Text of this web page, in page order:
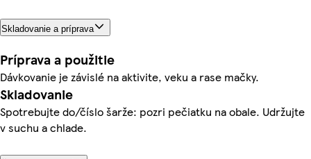
Skladovanie a príprava
Príprava a použitie
Dávkovanie je závislé na aktivite, veku a rase mačky.
Skladovanie
Spotrebujte do/číslo šarže: pozri pečiatku na obale. Udržujte
v suchu a chlade.